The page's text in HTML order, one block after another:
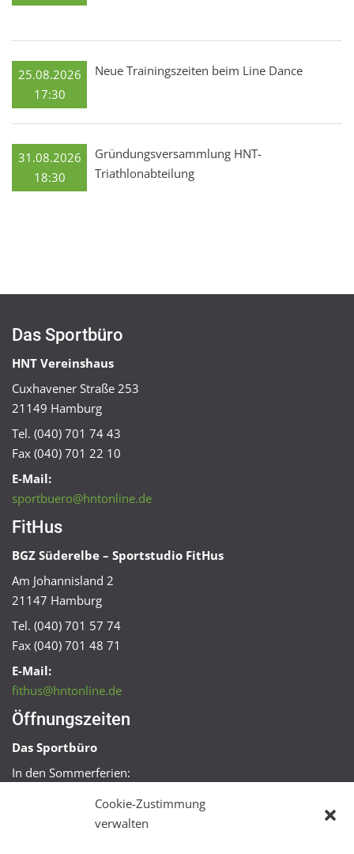
Cookie-Zustimmung
verwalten
25.08.2026
17:30
Neue Trainingszeiten beim Line Dance
31.08.2026
18:30
Gründungsversammlung HNT-
Triathlonabteilung
Das Sportbüro
HNT Vereinshaus
Cuxhavener Straße 253
21149 Hamburg
Tel. (040) 701 74 43
Fax (040) 701 22 10
E-Mail:
sportbuero@hntonline.de
FitHus
BGZ Süderelbe – Sportstudio FitHus
Am Johannisland 2
21147 Hamburg
Tel. (040) 701 57 74
Fax (040) 701 48 71
E-Mail:
fithus@hntonline.de
Öffnungszeiten
Das Sportbüro
In den Sommerferien:
Mo + Mi 16:00 – 18:00 Uhr